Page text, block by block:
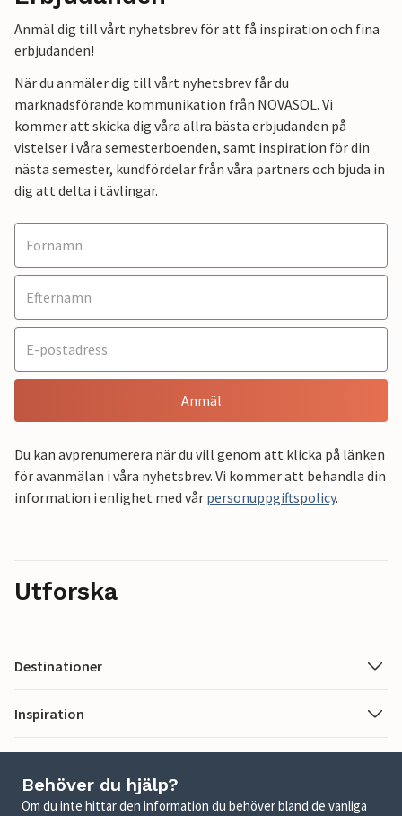
Anmäl dig till vårt nyhetsbrev för att få inspiration och fina
erbjudanden!
När du anmäler dig till vårt nyhetsbrev får du
marknadsförande kommunikation från NOVASOL. Vi
kommer att skicka dig våra allra bästa erbjudanden på
vistelser i våra semesterboenden, samt inspiration för din
nästa semester, kundfördelar från våra partners och bjuda in
dig att delta i tävlingar.
Anmäl
Du kan avprenumerera när du vill genom att klicka på länken
för avanmälan i våra nyhetsbrev. Vi kommer att behandla din
information i enlighet med vår personuppgiftspolicy.
Utforska
Destinationer
Inspiration
Behöver du hjälp?
Om du inte hittar den information du behöver bland de vanliga